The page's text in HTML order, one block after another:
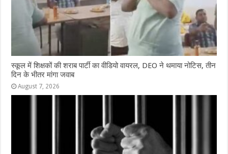
स्कूल में शिक्षकों की शराब पार्टी का वीडियो वायरल, DEO ने थमाया नोटिस, तीन
दिन के भीतर मांगा जवाब
August 7, 2026